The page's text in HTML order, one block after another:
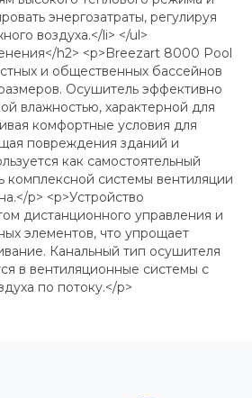
энергозатраты, регулируя
воздуха.</li> </ul>
h2> <p>Breezart 8000 Pool
и общественных бассейнов
Осушитель эффективно
влажностью, характерной для
комфортные условия для
повреждения зданий и
как самостоятельный
комплексной системы вентиляции
p> <p>Устройство
дистанционного управления и
элементов, что упрощает
Канальный тип осушителя
в вентиляционные системы с
по потоку.</p>